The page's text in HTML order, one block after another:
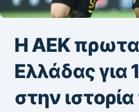
H AEK
Ελλάδας για
στην